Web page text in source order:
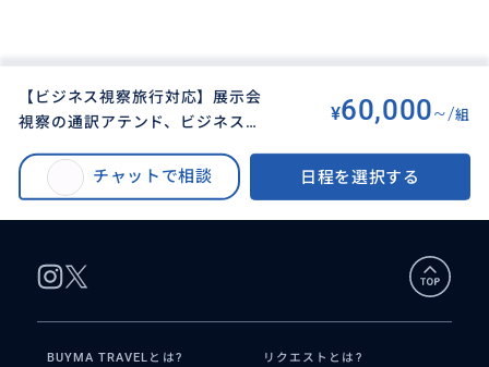
【ビジネス視察旅行対応】展示会
視察の通訳アテンド、ビジネス視
います！コーディネートはお任せ
ください！
¥60,000~/組
チャットで相談 日程を選択する
【ビジネス視察旅行対応】展示会視察の通訳アテンド、ビジネス視察などの
お仕事をまるっと請け負います！コーディネートはお任せください！
BUYMA TRAVELとは? リクエストとは?